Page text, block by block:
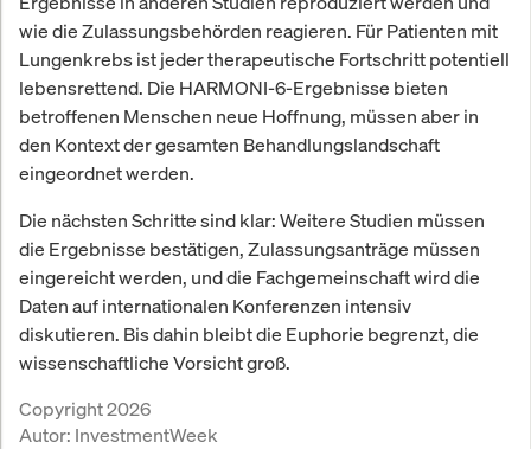
wie die Zulassungsbehörden reagieren. Für Patienten mit
Lungenkrebs ist jeder therapeutische Fortschritt potentiell
lebensrettend. Die HARMONI-6-Ergebnisse bieten
betroffenen Menschen neue Hoffnung, müssen aber in
den Kontext der gesamten Behandlungslandschaft
eingeordnet werden.
Die nächsten Schritte sind klar: Weitere Studien müssen
die Ergebnisse bestätigen, Zulassungsanträge müssen
eingereicht werden, und die Fachgemeinschaft wird die
Daten auf internationalen Konferenzen intensiv
diskutieren. Bis dahin bleibt die Euphorie begrenzt, die
wissenschaftliche Vorsicht groß.
Copyright 2026
Autor: InvestmentWeek